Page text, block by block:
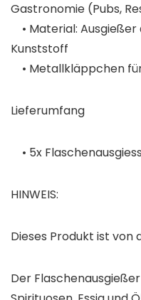
Gastronomie (Pubs,
• Material: Ausgießer
Kunststoff
• Metallkläppchen
Lieferumfang
• 5x
HINWEIS:
Dieses Produkt ist von
Der